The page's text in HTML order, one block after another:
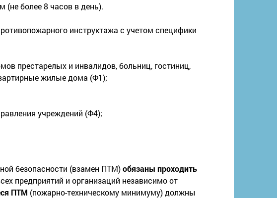
более 8 часов в день).
инструктажа с учетом специфики
престарелых и инвалидов, больниц, гостиниц,
жилые дома (Ф1);
учреждений (Ф4);
безопасности (взамен ПТМ)обязаны проходить
предприятий и организаций независимо от
ПТМ (пожарно-техническому минимуму) должны